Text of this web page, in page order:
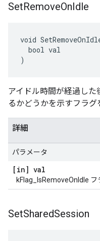
SetRemoveOnIdle
void
  bool val
)
アイドル時間が経過し
るかどうかを示すフラグ
詳細
パラメータ
[in] val
kFlag_IsRemoveOnIdle フ
SetSharedSession